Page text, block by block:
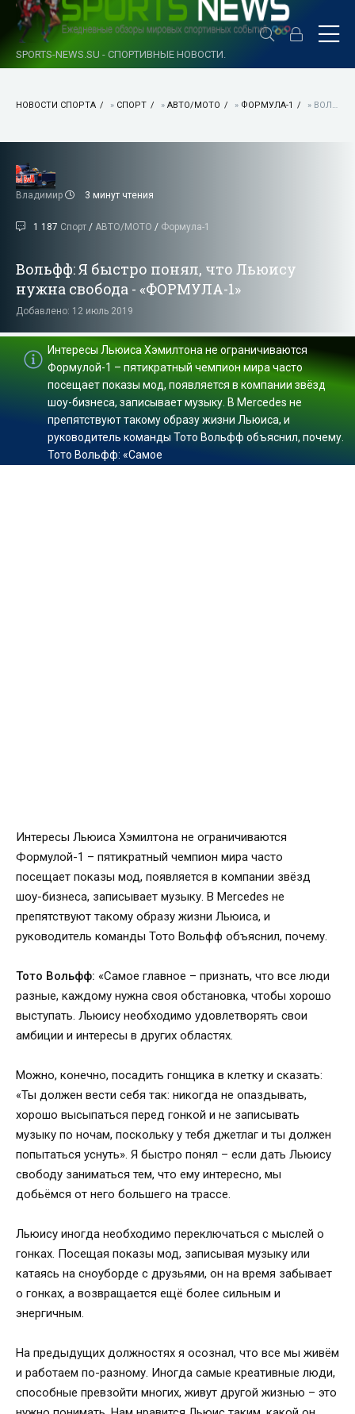
SPORTS-NEWS.SU - СПОРТИВНЫЕ НОВОСТИ.
НОВОСТИ СПОРТА » СПОРТ » АВТО/МОТО » ФОРМУЛА-1 » ВОЛЬФФ: Я БЫСТРО ПОНЯЛ, ЧТО ЛЬЮИСУ НУЖНА СВОБОДА - «ФОРМУЛА-1»
Владимир 3 минут чтения
1 187 Спорт / АВТО/МОТО / Формула-1
Вольфф: Я быстро понял, что Льюису
нужна свобода - «ФОРМУЛА-1»
Добавлено: 12 июль 2019
Интересы Льюиса Хэмилтона не ограничиваются
Формулой-1 – пятикратный чемпион мира часто
посещает показы мод, появляется в компании звёзд
шоу-бизнеса, записывает музыку. В Mercedes не
препятствуют такому образу жизни Льюиса, и
руководитель команды Тото Вольфф объяснил, почему.
Тото Вольфф: «Самое
Интересы Льюиса Хэмилтона не ограничиваются
Формулой-1 – пятикратный чемпион мира часто
посещает показы мод, появляется в компании звёзд
шоу-бизнеса, записывает музыку. В Mercedes не
препятствуют такому образу жизни Льюиса, и
руководитель команды Тото Вольфф объяснил, почему.
Тото Вольфф: «Самое главное – признать, что все люди
разные, каждому нужна своя обстановка, чтобы хорошо
выступать. Льюису необходимо удовлетворять свои
амбиции и интересы в других областях.
Можно, конечно, посадить гонщика в клетку и сказать:
«Ты должен вести себя так: никогда не опаздывать,
хорошо высыпаться перед гонкой и не записывать
музыку по ночам, поскольку у тебя джетлаг и ты должен
попытаться уснуть». Я быстро понял – если дать Льюису
свободу заниматься тем, что ему интересно, мы
добьёмся от него большего на трассе.
Льюису иногда необходимо переключаться с мыслей о
гонках. Посещая показы мод, записывая музыку или
катаясь на сноуборде с друзьями, он на время забывает
о гонках, а возвращается ещё более сильным и
энергичным.
На предыдущих должностях я осознал, что все мы живём
и работаем по-разному. Иногда самые креативные люди,
способные превзойти многих, живут другой жизнью – это